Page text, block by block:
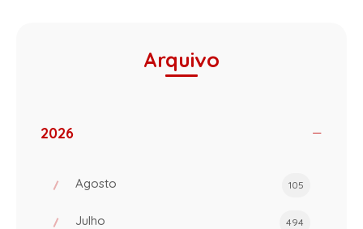
Arquivo
2026
Agosto 105
Julho 494